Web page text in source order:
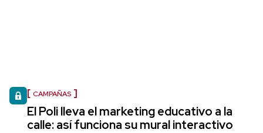
CAMPAÑAS
El Poli lleva el marketing educativo a la
calle: así funciona su mural interactivo